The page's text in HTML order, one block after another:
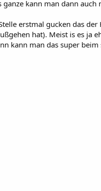
ganze kann man dann
erstmal gucken das
hat). Meist is es ja
kann man das super